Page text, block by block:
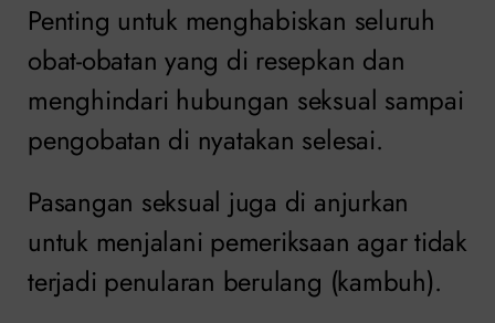
Penting untuk menghabiskan seluruh
obat-obatan yang di resepkan dan
menghindari hubungan seksual sampai
pengobatan di nyatakan selesai.
Pasangan seksual juga di anjurkan
untuk menjalani pemeriksaan agar tidak
terjadi penularan berulang (kambuh).